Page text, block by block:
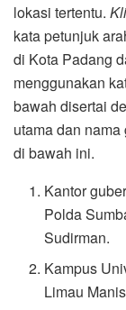
lokasi tertentu. K
kata petunjuk
di Kota Padang
menggunakan
bawah disertai
utama dan
di bawah ini.
Kantor
Polda
Sudirman.
Kampus
Limau